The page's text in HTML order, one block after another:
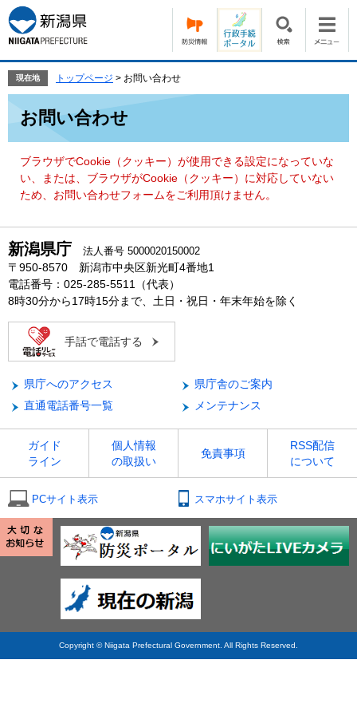
ー
ジ
の
頭
す。
ニ
ュ
ー
飛
て
現在地 トップページ > お問い合わせ
お問い合わせ
ブラウザでCookie（クッキー）が使用できる設定になっていな
い、または、ブラウザがCookie（クッキー）に対応していない
ため、お問い合わせフォームをご利用頂けません。
新潟県庁 法人番号 5000020150002
〒950-8570 新潟市中央区新光町4番地1
電話番号：025-285-5511（代表）
8時30分から17時15分まで、土日・祝日・年末年始を除く
手話で電話する
県庁へのアクセス
県庁舎のご案内
直通電話番号一覧
メンテナンス
ガイド
ライン
個人情報
の取扱い
免責事項
RSS配信
について
PCサイト表示 スマホサイト表示
Copyright © Niigata Prefectural Government. All Rights Reserved.